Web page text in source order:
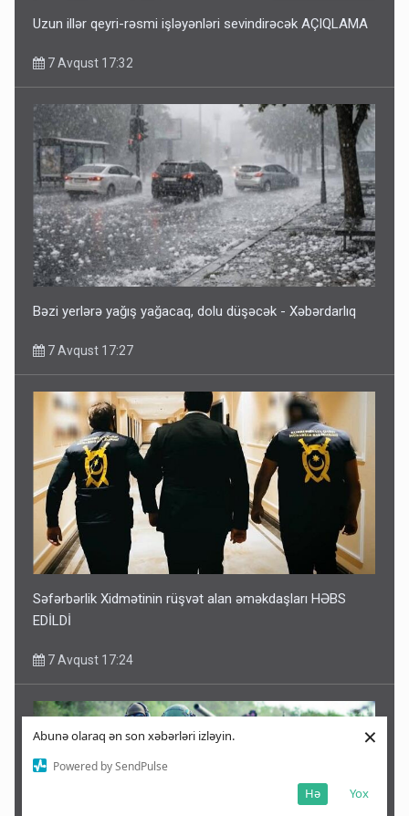
Abunə olaraq ən son xəbərləri izləyin.
Powered by SendPulse
Yox
Hə
×
Uzun illər qeyri-rəsmi işləyənləri sevindirəcək AÇIQLAMA
7 Avqust 17:32
Bəzi yerlərə yağış yağacaq, dolu düşəcək - Xəbərdarlıq
7 Avqust 17:27
Səfərbərlik Xidmətinin rüşvət alan əməkdaşları HƏBS
EDİLDİ
7 Avqust 17:24